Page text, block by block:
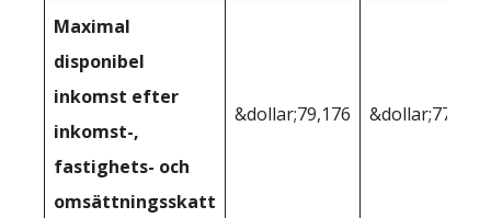
Maximal
disponibel
inkomst efter
inkomst-,
fastighets- och
omsättningsskatt
&dollar;79,176 &dollar;77.991